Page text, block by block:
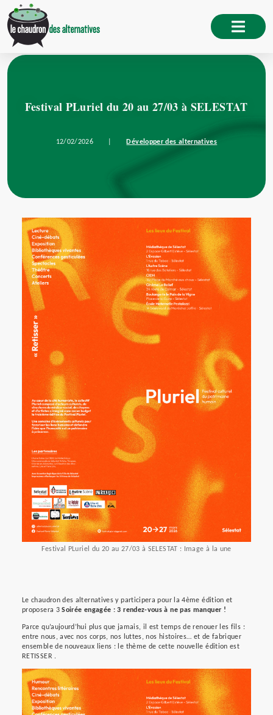
Festival PLuriel du 20 au 27/03 à SELESTAT
12/02/2026 Développer des alternatives
Festival PLuriel du 20 au 27/03 à SELESTAT : Image à la une
Le chaudron des alternatives y participera pour la 4ème édition et
proposera 3Soirée engagée : 3 rendez-vous à ne pas manquer !
Parce qu’aujourd’hui plus que jamais, il est temps de renouer les fils :
entre nous, avec nos corps, nos luttes, nos histoires… et de fabriquer
ensemble de nouveaux liens : le thème de cette nouvelle édition est
RETISSER .